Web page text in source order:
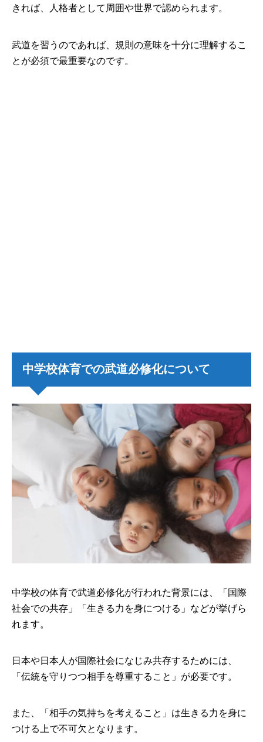
きれば、人格者として周囲や世界で認められます。
武道を習うのであれば、規則の意味を十分に理解するこ
とが必須で最重要なのです。
中学校体育での武道必修化について
中学校の体育で武道必修化が行われた背景には、「国際
社会での共存」「生きる力を身につける」などが挙げら
れます。
日本や日本人が国際社会になじみ共存するためには、
「伝統を守りつつ相手を尊重すること」が必要です。
また、「相手の気持ちを考えること」は生きる力を身に
つける上で不可欠となります。